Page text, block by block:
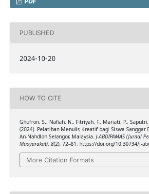
PUBLISHED
2024-10-20
HOW TO CITE
Ghufron, S., Nafiah, N., Fitriyah, F., Mariati, P., Saputri,
(2024). Pelatihan Menulis Kreatif bagi Siswa Sanggar
An-Nahdloh Selangor, Malaysia. J-ABDIPAMAS (Jurnal
Masyarakat), 8(2), 72–81. https://doi.org/10.30734/j-
More Citation Formats